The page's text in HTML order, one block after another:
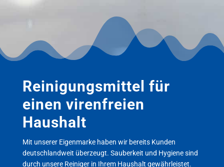
Reinigungsmittel für
einen virenfreien
Haushalt
Mit unserer Eigenmarke haben wir bereits Kunden
deutschlandweit überzeugt. Sauberkeit und Hygiene sind
durch unsere Reiniger in Ihrem Haushalt gewährleistet.